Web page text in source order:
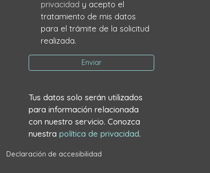
privacidad y acepto el
tratamiento de mis datos
para el trámite de la solicitud
realizada.
Enviar
Tus datos solo serán utilizados
para información relacionada
con nuestro servicio. Conozca
nuestra política de privacidad.
Declaración de accesibilidad